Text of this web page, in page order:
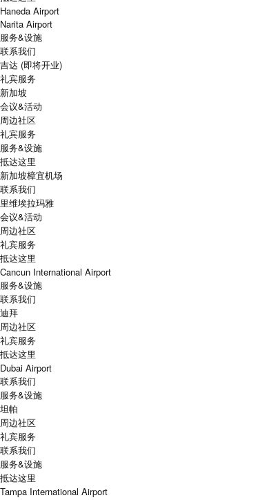
Haneda Airport
Narita Airport
服务&设施
联系我们
吉达 (即将开业)
礼宾服务
新加坡
会议&活动
周边社区
礼宾服务
服务&设施
抵达这里
新加坡樟宜机场
联系我们
里维埃拉玛雅
会议&活动
周边社区
礼宾服务
抵达这里
Cancun International Airport
服务&设施
联系我们
迪拜
周边社区
礼宾服务
抵达这里
Dubai Airport
联系我们
服务&设施
坦帕
周边社区
礼宾服务
联系我们
服务&设施
抵达这里
Tampa International Airport